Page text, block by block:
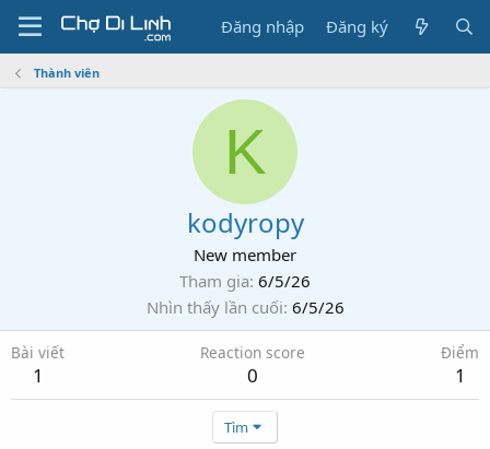
Đăng nhập Đăng ký
Thành viên
K
kodyropy
New member
Tham gia 6/5/26
Nhìn thấy lần cuối 6/5/26
Bài viết
1
Reaction score
0
Điểm
1
Tìm